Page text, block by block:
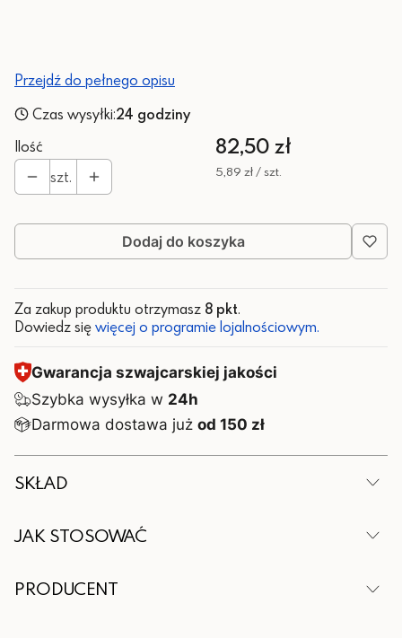
Przejdź do pełnego opisu
Czas wysyłki:24 godziny
Ilość
szt.
Cena
82,50 zł
5,89 zł / szt.
Dodaj do koszyka
Za zakup produktu otrzymasz 8 pkt.
Dowiedz się więcej o programie lojalnościowym.
Gwarancja szwajcarskiej jakości
Szybka wysyłka w 24h
Darmowa dostawa jużod 150 zł
SKŁAD
Sok z owoców borówki czarnej w
JAK STOSOWAĆ
Przeznaczony dla osób dorosłych. Wstrząsnąć
PRODUCENT